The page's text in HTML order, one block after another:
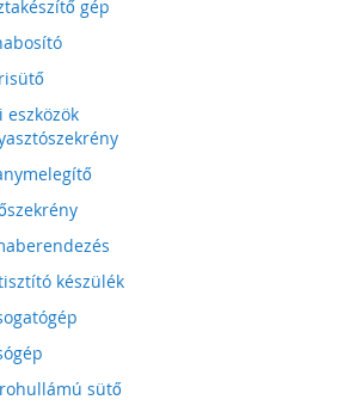
gép
eszközök
készülék
sütő